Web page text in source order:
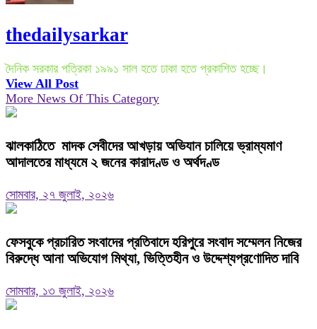
thedailysarkar
দৈনিক সরকার পত্রিকা ১৯৯১ সাল হতে ঢাকা হতে প্রকাশিত হচ্ছে।
View All Post
More News Of This Category
ঝালকাঠিতে মাদক সেবীদের আখড়ায় অভিযান চালিয়ে ভ্রাম্যমাণ
আদালতের মাধ্যমে ২ জনের কারাদণ্ড ও অর্থদণ্ড
সোমবার, ২৭ জুলাই, ২০২৬
ফেসবুকে প্রচারিত সংবাদের প্রতিবাদে হরিপুরে সংবাদ সম্মেলন নিজের
বিরুদ্ধে আনা অভিযোগ মিথ্যা, ভিত্তিহীন ও উদ্দেশ্যপ্রণোদিত দাবি
সোমবার, ১৩ জুলাই, ২০২৬